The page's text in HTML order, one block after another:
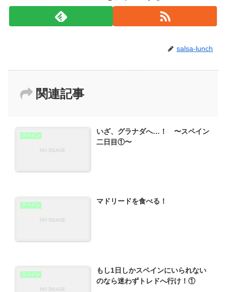
salsa-lunch
関連記事
スペイン
いざ、グラナダへ…！ 〜スペイン
二日目①〜
スペイン マドリードを食べる！
スペイン
もし1日しかスペインにいられない
のなら迷わずトレドへ行け！①